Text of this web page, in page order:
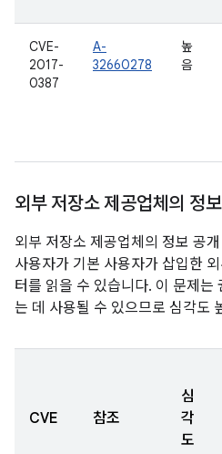
CVE-
2017-
0387
A-
32660278
높
음
외부 저장소 제공업체의 정
외부 저장소 제공업체의 정보 공
사용자가 기본 사용자가 삽입한
터를 읽을 수 있습니다. 이 문제는
는 데 사용될 수 있으므로 심각도
CVE 참조
심
각
도